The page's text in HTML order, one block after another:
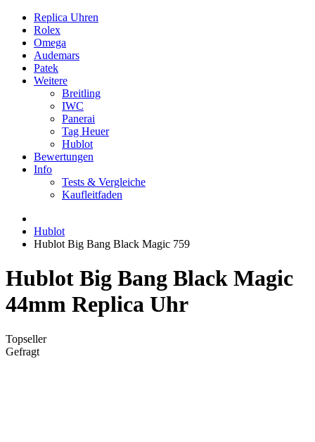
Replica Uhren
Rolex
Omega
Audemars
Patek
Weitere
Breitling
IWC
Panerai
Tag Heuer
Hublot
Bewertungen
Info
Tests & Vergleiche
Kaufleitfaden
Hublot
Hublot Big Bang Black Magic 759
Hublot Big Bang Black Magic
44mm Replica Uhr
Topseller
Gefragt